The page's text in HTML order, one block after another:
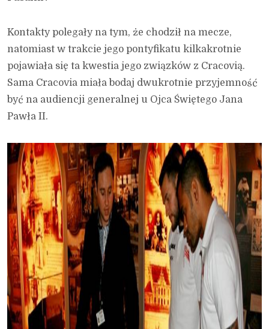
Kontakty polegały na tym, że chodził na mecze,
natomiast w trakcie jego pontyfikatu kilkakrotnie
pojawiała się ta kwestia jego związków z Cracovią.
Sama Cracovia miała bodaj dwukrotnie przyjemność
być na audiencji generalnej u Ojca Świętego Jana
Pawła II.